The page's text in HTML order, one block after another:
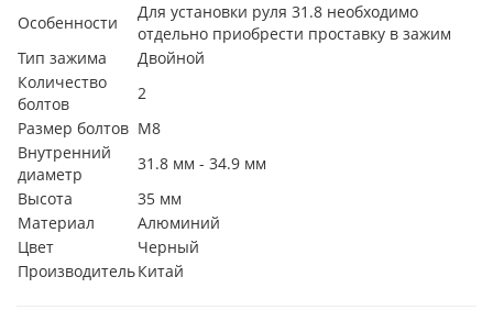
Особенности
Для установки руля 31.8 необходимо
отдельно приобрести проставку в зажим
Тип зажима
Двойной
Количество
болтов
2
Размер болтов М8
Внутренний
диаметр
31.8 мм - 34.9 мм
Высота
35 мм
Материал
Алюминий
Цвет
Черный
ПроизводительКитай